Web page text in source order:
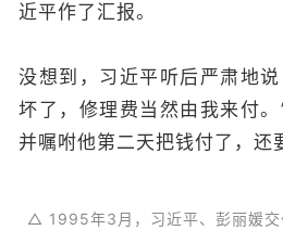
近平作了汇报。
没想到，习近平听后严肃地
坏了，修理费当然由我来付。
并嘱咐他第二天把钱付了，还
△ 1995年3月，习近平、彭丽媛交